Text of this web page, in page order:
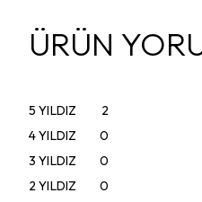
ÜRÜN
5 YILDIZ
2
4YILDIZ
0
3 YILDIZ
0
2 YILDIZ
0